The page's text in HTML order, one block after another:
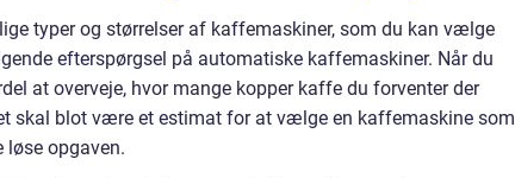
typer og størrelser af kaffemaskiner, som du kan vælge
efterspørgsel på automatiske kaffemaskiner. Når du
at overveje, hvor mange kopper kaffe du forventer der
skal blot være et estimat for at vælge en kaffemaskine som
løse opgaven.